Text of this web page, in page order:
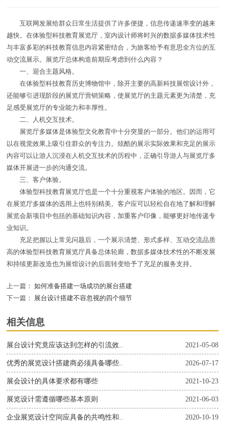
互联网发展给群众日常生活提供了许多便捷，信息传递速率变的越来
越快。在体验型科技教育展览厅，室内设计师将时兴的数据多媒体技术性
与丰富多彩的科技教育信息内容紧密结合，为旅客给予有意思全方位的互
动交流展示。展览厅总体构造前期应考虑到什么內容？
一、迎合主题风格。
在体验型科技教育历史博物馆中，除开主要的高新科技展馆设计外，
还能够引进现阶段的展览厅营销策略，使展览厅的主题元素更为清楚，充
足感受展览厅的专业能力和丰厚性。
二、人机交互技术。
展览厅多媒体是体验型文化教育中十分突显的一部分。他们的运用可
以在视觉效果上吸引住群众的专注力。炫酷的展示实际效果和充足的展示
內容可以让游人沉浸在人机交互技术的历程中，正确引导游人与展览厅多
媒体开展进一步的沟通交流。
三、客户体验。
体验型科技教育展览厅也是一个十分重视客户体验的地区。因而，它
在展览厅多媒体的选用上也特别精美。客户应可以轻松自在地了解和理解
展览会新项目中包括的基础知识內容，加重客户印像，能够更好地传递专
业知识。
充足把握以上常见问题后，一个展示清楚、形式多样、互动交流品质
高的体验型科技教育展览厅具备总体轮廊，数据多媒体技术性的不断发展
和持续更新改造也为展馆设计的后面转变给予了充足的服务支持。
上一篇： 如何准备搭建一场成功的展台搭建
下一篇：
展台设计搭建不容忽视的四个细节
相关信息
2021-05-08
展台设计究竟应该达到怎样的引流效..
2026-07-17
优秀的展览设计搭建商必须具备哪些..
2021-10-23
展会设计的具体要求都有哪些
2021-06-03
展览设计需遵循哪些基本原则
2020-10-19
企业展览设计空间应具备的共鸣性和..